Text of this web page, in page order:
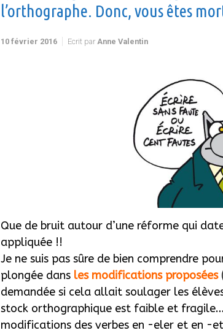
l’orthographe. Donc, vous êtes
10 février 2016 Ecrit par Anne Valentin
Que de bruit autour d’une réforme qui
appliquée !!
Je ne suis pas sûre de bien comprendre
plongée dans les modifications proposées
demandée si cela allait soulager les
stock orthographique est faible et
modifications des verbes en -eler et en -